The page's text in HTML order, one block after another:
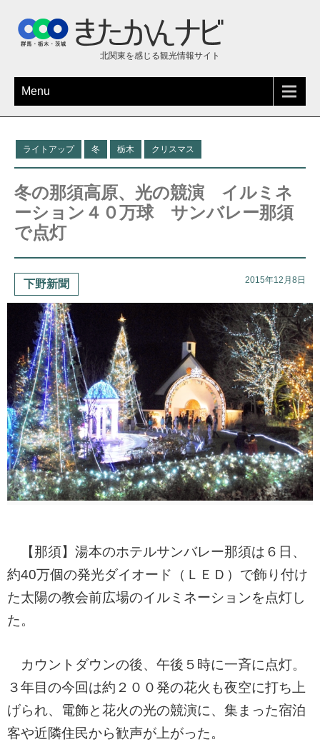
北関東を感じる観光情報サイト
Menu
ライトアップ 冬 栃木 クリスマス
冬の那須高原、光の競演 イルミネ
ーション４０万球 サンバレー那須
で点灯
下野新聞 2015年12月8日
【那須】湯本のホテルサンバレー那須は６日、
約40万個の発光ダイオード（ＬＥＤ）で飾り付け
た太陽の教会前広場のイルミネーションを点灯し
た。
カウントダウンの後、午後５時に一斉に点灯。
３年目の今回は約２００発の花火も夜空に打ち上
げられ、電飾と花火の光の競演に、集まった宿泊
客や近隣住民から歓声が上がった。